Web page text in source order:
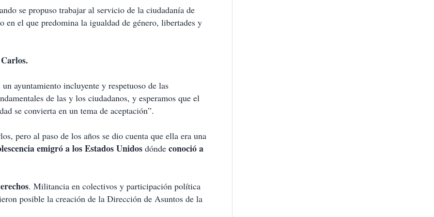
se propuso trabajar al servicio de la ciudadanía de
el que predomina la igualdad de género, libertades y
ayuntamiento incluyente y respetuoso de las
de las y los ciudadanos, y esperamos que el
se convierta en un tema de aceptación”.
pero al paso de los años se dio cuenta que ella era una
emigró a los Estados Unidos dónde conoció a
. Militancia en colectivos y participación política
posible la creación de la Dirección de Asuntos de la